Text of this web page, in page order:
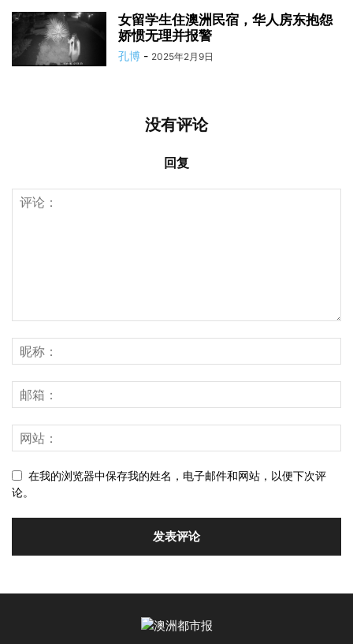
女留学生住澳洲民宿，华人房东抱怨
娇惯无理并报警
孔博 - 2025年2月9日
没有评论
回复
在我的浏览器中保存我的姓名，电子邮件和网站，以便下次评
论。